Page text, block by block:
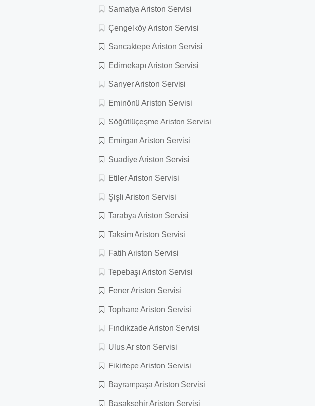
Samatya Ariston Servisi
Çengelköy Ariston Servisi
Sancaktepe Ariston Servisi
Edirnekapı Ariston Servisi
Sarıyer Ariston Servisi
Eminönü Ariston Servisi
Söğütlüçeşme Ariston Servisi
Emirgan Ariston Servisi
Suadiye Ariston Servisi
Etiler Ariston Servisi
Şişli Ariston Servisi
Tarabya Ariston Servisi
Taksim Ariston Servisi
Fatih Ariston Servisi
Tepebaşı Ariston Servisi
Fener Ariston Servisi
Tophane Ariston Servisi
Fındıkzade Ariston Servisi
Ulus Ariston Servisi
Fikirtepe Ariston Servisi
Bayrampaşa Ariston Servisi
Başakşehir Ariston Servisi